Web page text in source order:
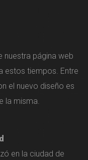
nuestra página web
estos tiempos. Entre
el nuevo diseño es
la misma.
en la ciudad de